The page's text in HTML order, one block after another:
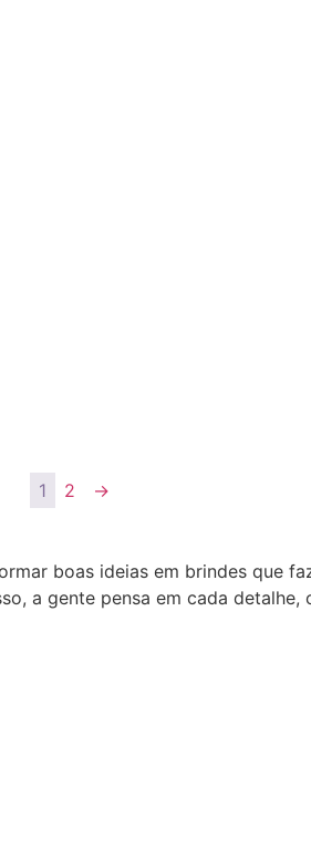
1 2
→
boas ideias em brindes que
a gente pensa em cada